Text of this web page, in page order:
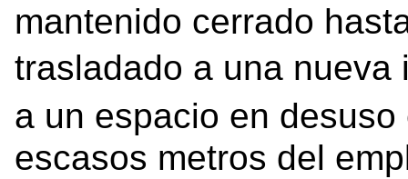
mantenido cerrado
trasladado a una
a un espacio en
escasos metros del